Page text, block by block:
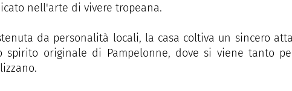
nell'arte di vivere tropeana.
da personalità locali, la casa coltiva un sincero
spirito originale di Pampelonne, dove si viene tanto